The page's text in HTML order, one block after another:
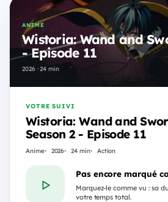
ANIME
Wistoria: Wand and
- Episode 11
2026 · 24 min
VOTRE SUIVI
Wistoria: Wand and
Season 2 - Episode 11
Anime 2026 24 min Action
Pas encore marqué
Marquez-le comme vu : sa
votre temps total.